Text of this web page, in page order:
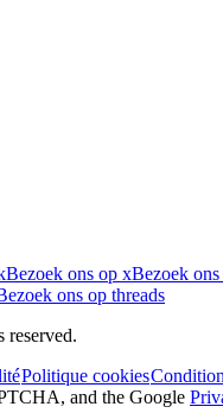
Bezoek ons op xBezoek
ons op threads
Politique cookies
and the Google